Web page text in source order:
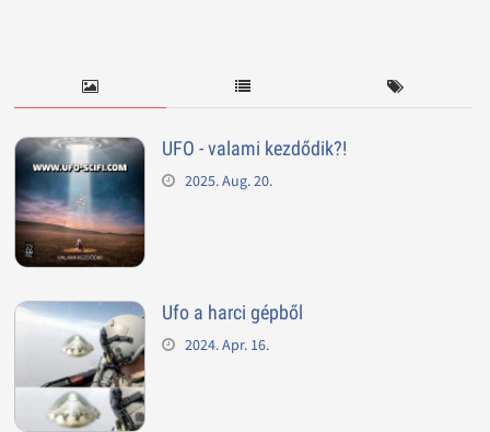
UFO - valami kezdődik?!
2025. Aug. 20.
Ufo a harci gépből
2024. Apr. 16.